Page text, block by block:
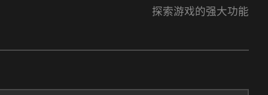
探索游戏的强大功能